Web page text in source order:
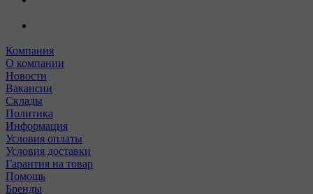
Компания
О компании
Новости
Вакансии
Склады
Политика
Информация
Условия оплаты
Условия доставки
Гарантия на товар
Помощь
Бренды